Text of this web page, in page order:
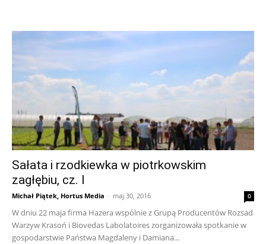
Sałata i rzodkiewka w piotrkowskim
zagłębiu, cz. I
Michał Piątek, Hortus Media - maj 30, 2016 0
W dniu 22 maja firma Hazera wspólnie z Grupą Producentów Rozsad
Warzyw Krasoń i Biovedas Labolatoires zorganizowała spotkanie w
gospodarstwie Państwa Magdaleny i Damiana...